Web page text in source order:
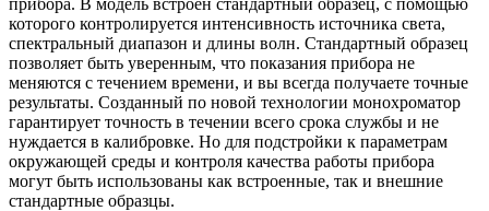
прибора. В модель встроен стандартный образец, с помощью
которого контролируется интенсивность источника света,
спектральный диапазон и длины волн. Стандартный образец
позволяет быть уверенным, что показания прибора не
меняются с течением времени, и вы всегда получаете точные
результаты. Созданный по новой технологии монохроматор
гарантирует точность в течении всего срока службы и не
нуждается в калибровке. Но для подстройки к параметрам
окружающей среды и контроля качества работы прибора
могут быть использованы как встроенные, так и внешние
стандартные образцы.